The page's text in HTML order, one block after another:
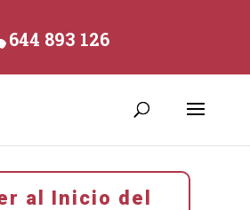
644 893 126
al Inicio del